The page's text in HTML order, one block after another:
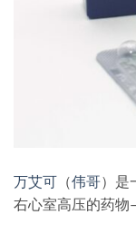
万艾可 （伟哥）是
右心室高压的药物